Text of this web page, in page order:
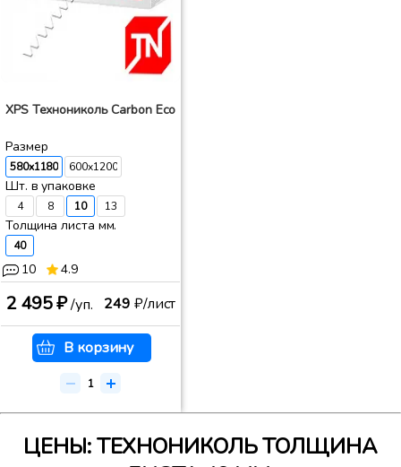
XPS Технониколь Carbon Eco
Размер
580x1180 600x1200
Шт. в упаковке
4 8 10 13
Толщина листа мм.
40
10 4.9
2 495 ₽/уп. 249 ₽/лист
В корзину
ЦЕНЫ: ТЕХНОНИКОЛЬ ТОЛЩИНА